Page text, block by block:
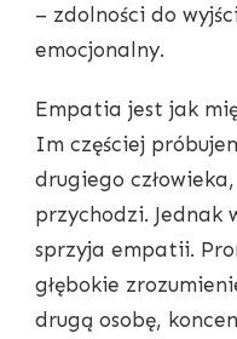
– zdolności do
emocjonalny.
Empatia jest jak
Im częściej
drugiego
przychodzi. Jednak
sprzyja empatii.
głębokie
drugą osobę,